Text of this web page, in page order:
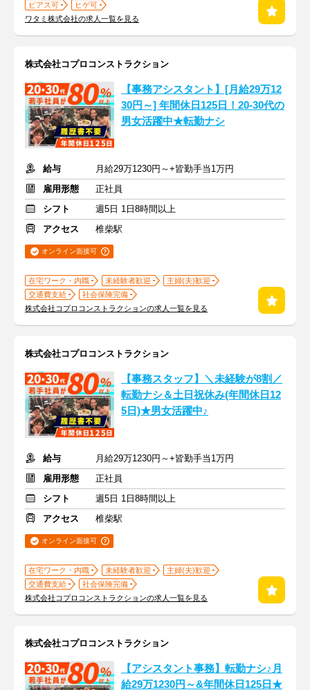
ピアス可
ヒゲ可
ワタミ株式会社の求人一覧を見る
株式会社コプロコンストラクション
【事務アシスタント】[月給29万12
30円～] 年間休日125日！20-30代の
男女活躍中★転勤ナシ
給与
月給29万1230円～+皆勤手当1万円
雇用形態
正社員
シフト
週5日 1日8時間以上
アクセス
椎柴駅
オンライン面接可
在宅ワーク・内職 未経験者歓迎
主婦(夫)歓迎
交通費支給
社会保険完備
株式会社コプロコンストラクションの求人一覧を見る
株式会社コプロコンストラクション
【事務スタッフ】＼未経験が8割／
転勤ナシ＆土日祝休み(年間休日12
5日)★男女活躍中♪
給与
月給29万1230円～+皆勤手当1万円
雇用形態
正社員
シフト
週5日 1日8時間以上
アクセス
椎柴駅
オンライン面接可
在宅ワーク・内職 未経験者歓迎
主婦(夫)歓迎
交通費支給
社会保険完備
株式会社コプロコンストラクションの求人一覧を見る
株式会社コプロコンストラクション
【アシスタント事務】転勤ナシ♪月
給29万1230円～&年間休日125日★